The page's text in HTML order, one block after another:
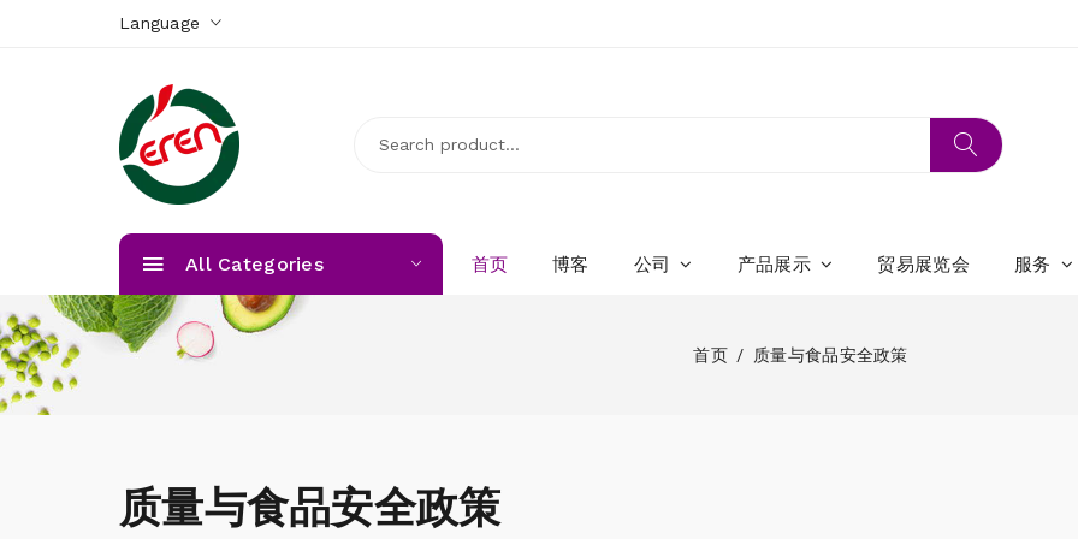
Language
All Categories 首页 博客 公司 产品展示 贸易展览会 服务
首页 质量与食品安全政策
质量与食品安全政策